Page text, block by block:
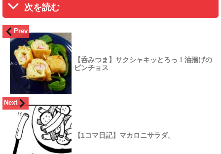
次を読む
Prev
【呑みつま】サクシャキッとろっ！油揚げの
ピンチョス
Next
【1コマ日記】マカロニサラダ。